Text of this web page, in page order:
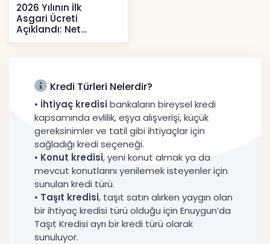
2026 Yılının İlk
Asgari Ücreti
Açıklandı: Net
52.738 TL, Ek Destek
Kredi Türleri Nelerdir?
• İhtiyaç kredisibankaların bireysel kredi
kapsamında evlilik, eşya alışverişi, küçük
gereksinimler ve tatil gibi ihtiyaçlar için
sağladığı kredi seçeneği.
• Konut kredisi, yeni konut almak ya da
mevcut konutlarını yenilemek isteyenler için
sunulan kredi türü.
• Taşıt kredisi, taşıt satın alırken yaygın olan
bir ihtiyaç kredisi türü olduğu için Enuygun’da
Taşıt Kredisi ayrı bir kredi türü olarak
sunuluyor.